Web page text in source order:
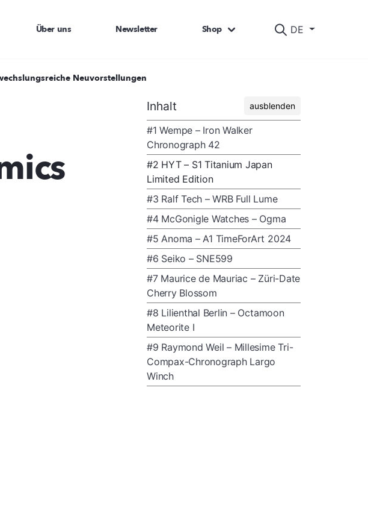
DE
Über uns Newsletter Shop
Neuvorstellungen
Inhalt ausblenden
#1 Wempe – Iron Walker
Chronograph 42
#2 HYT – S1 Titanium Japan
Limited Edition
#3 Ralf Tech – WRB Full Lume
#4 McGonigle Watches – Ogma
#5 Anoma – A1 TimeForArt 2024
#6 Seiko – SNE599
#7 Maurice de Mauriac – Züri-Date
Cherry Blossom
#8 Lilienthal Berlin – Octamoon
Meteorite I
#9 Raymond Weil – Millesime Tri-
Compax-Chronograph Largo
Winch